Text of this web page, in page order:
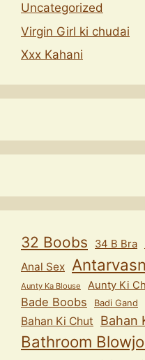
Uncategorized
Virgin Girl ki chudai
Xxx Kahani
32 Boobs 34 B Bra
Anal Sex
Aunty Ka Blouse
Aunty Ki
Bade Boobs
Badi Gand
Bahan Ki Chut Bahan
Bathroom